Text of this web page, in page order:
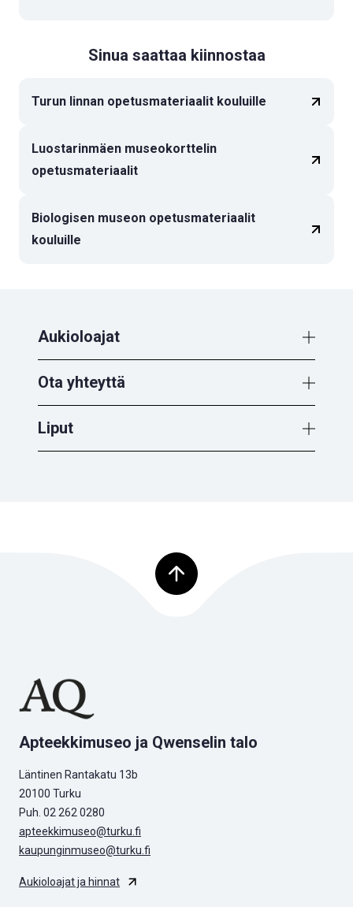
Sinua saattaa kiinnostaa
Turun linnan opetusmateriaalit kouluille
Luostarinmäen museokorttelin
opetusmateriaalit
Biologisen museon opetusmateriaalit
kouluille
Aukioloajat
Ota yhteyttä
Liput
Palaa ylös
Apteekkimuseo ja Qwenselin talo
Läntinen Rantakatu 13b
20100 Turku
Puh. 02 262 0280
apteekkimuseo@turku.fi
kaupunginmuseo@turku.fi
Aukioloajat ja hinnat